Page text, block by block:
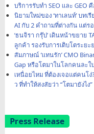
บริการรับทำ SEO และ
นิยามใหม่ของ ‘ทาเลนท์’ บท
AI กับ 2 คำถามที่ต่างกัน แต่ร
‘ธนจิรา กรุ๊ป’ เดินหน้าขยาย
ลูกค้า รองรับการเติบโตระยะ
สัมภาษณ์ ‘แทนรัก’ CMO
Gap หรือโตมาในโลกคนละ
เหนื่อยไหม ที่ต้องเจอแต่คนโ
ว ที่ทำให้สงสัยว่า “โตมายังไง”
Press Release